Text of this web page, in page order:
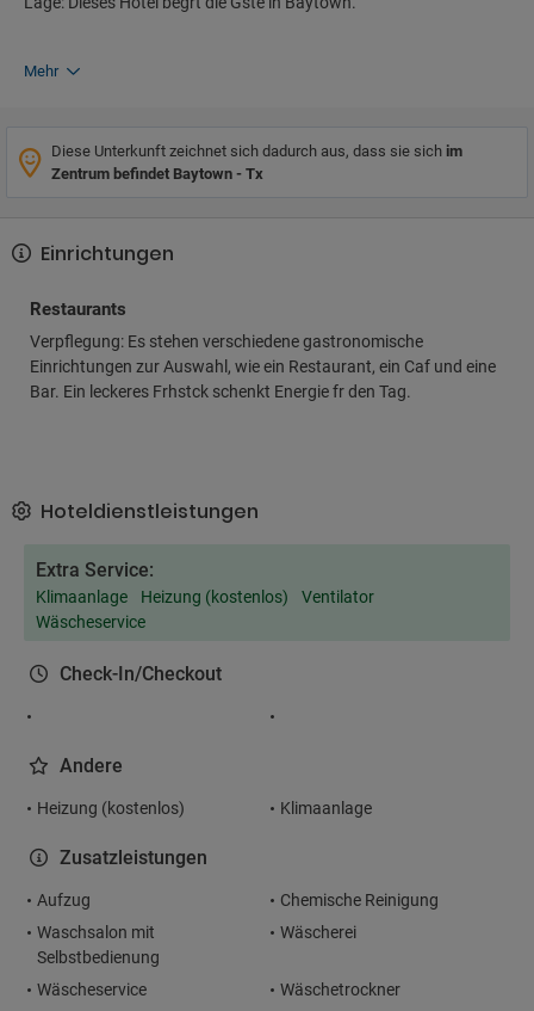
Mehr
Diese Unterkunft zeichnet sich dadurch aus, dass sie sich im
Zentrum befindet Baytown - Tx
Einrichtungen
Restaurants
Verpflegung: Es stehen verschiedene gastronomische
Einrichtungen zur Auswahl, wie ein Restaurant, ein Caf und eine
Bar. Ein leckeres Frhstck schenkt Energie fr den Tag.
Hoteldienstleistungen
Extra Service:
Klimaanlage Heizung (kostenlos)
Ventilator
Wäscheservice
Check-In/Checkout
Andere
Heizung (kostenlos) Klimaanlage
Zusatzleistungen
Aufzug
Chemische Reinigung
Waschsalon mit
Selbstbedienung
Wäscherei
Wäscheservice
Wäschetrockner